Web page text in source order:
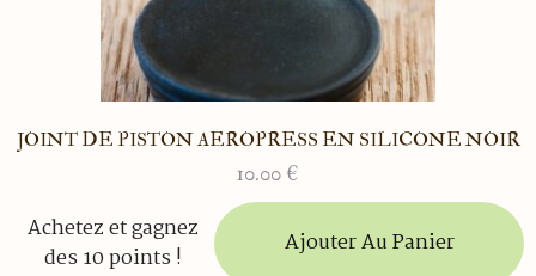
JOINT DE PISTON AEROPRESS EN SILICONE NOIR
10.00 €
Achetez et gagnez
des 10 points !
Ajouter Au Panier